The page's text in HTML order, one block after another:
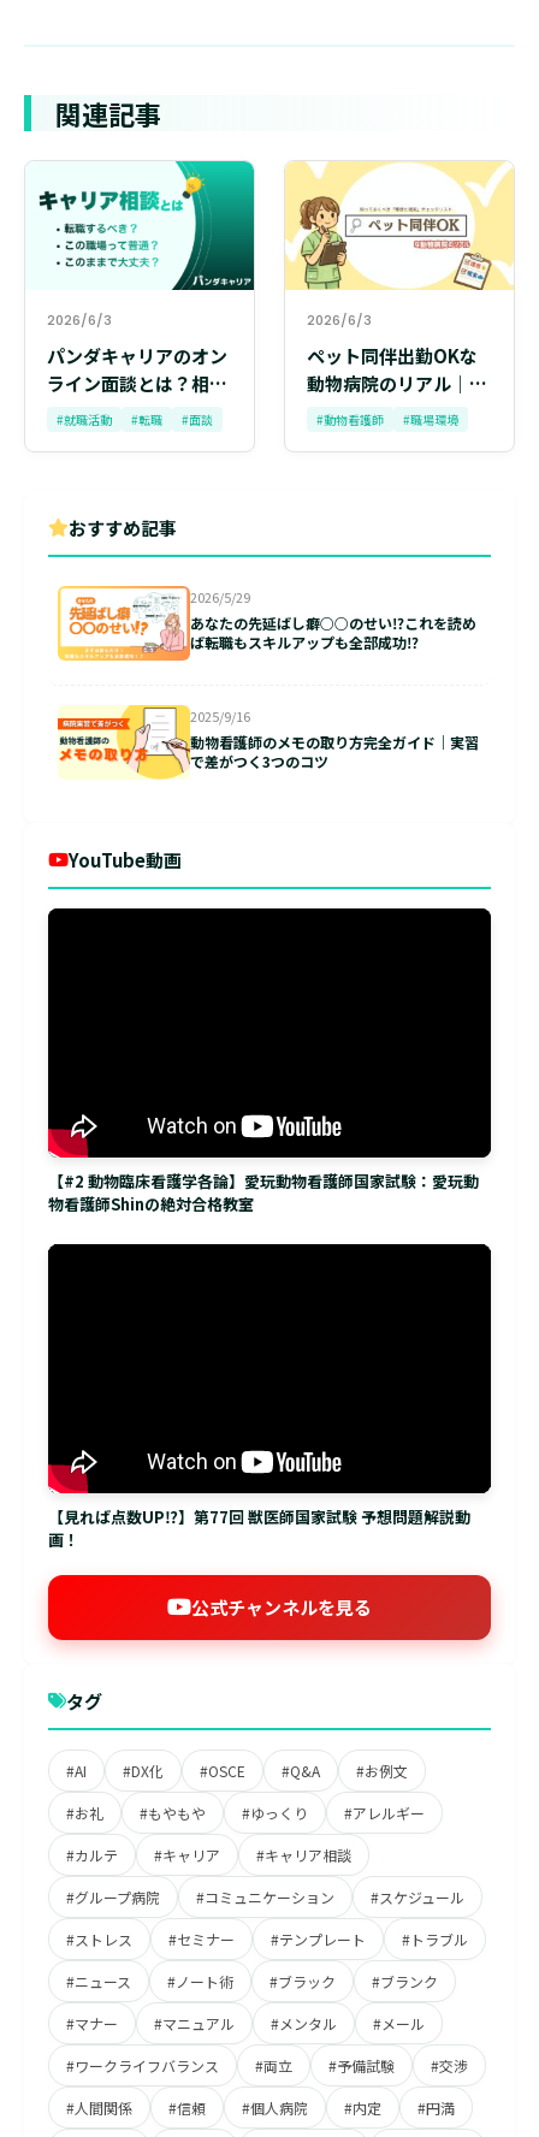
関連記事
2026/6/3
パンダキャリアのオン
ライン面談とは？相談
内容・流れ・メリット
をまるごと解説
#就職活動 #転職 #面談
2026/6/3
ペット同伴出勤OKな
動物病院のリアル｜動
物看護師が知っておく
べき「理想と現実」の
#動物看護師 #職場環境
おすすめ記事
2026/5/29
あなたの先延ばし癖○○のせい⁉これを読め
ば転職もスキルアップも全部成功⁉
2025/9/16
動物看護師のメモの取り方完全ガイド｜実習
で差がつく3つのコツ
YouTube動画
【#2 動物臨床看護学各論】愛玩動物看護師国家試験：愛玩動
物看護師Shinの絶対合格教室
【見れば点数UP⁉】第77回 獣医師国家試験 予想問題解説動
画！
公式チャンネルを見る
タグ
#AI #DX化 #OSCE #Q&A #お例文
#お礼 #もやもや #ゆっくり #アレルギー
#カルテ #キャリア #キャリア相談
#グループ病院 #コミュニケーション #スケジュール
#ストレス #セミナー #テンプレート #トラブル
#ニュース #ノート術 #ブラック #ブランク
#マナー #マニュアル #メンタル #メール
#ワークライフバランス #両立 #予備試験 #交渉
#人間関係 #信頼 #個人病院 #内定 #円満